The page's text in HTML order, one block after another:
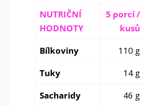
NUTRIČNÍ
HODNOTY
5 porcí /
kusů
Bílkoviny
110 g
Tuky
14 g
Sacharidy
46 g